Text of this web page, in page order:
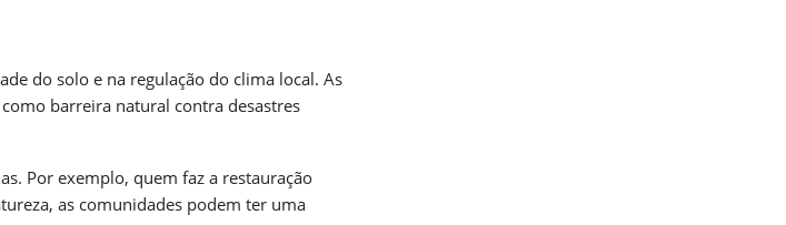
do solo e na regulação do clima local. As
barreira natural contra desastres
Por exemplo, quem faz a restauração
as comunidades podem ter uma